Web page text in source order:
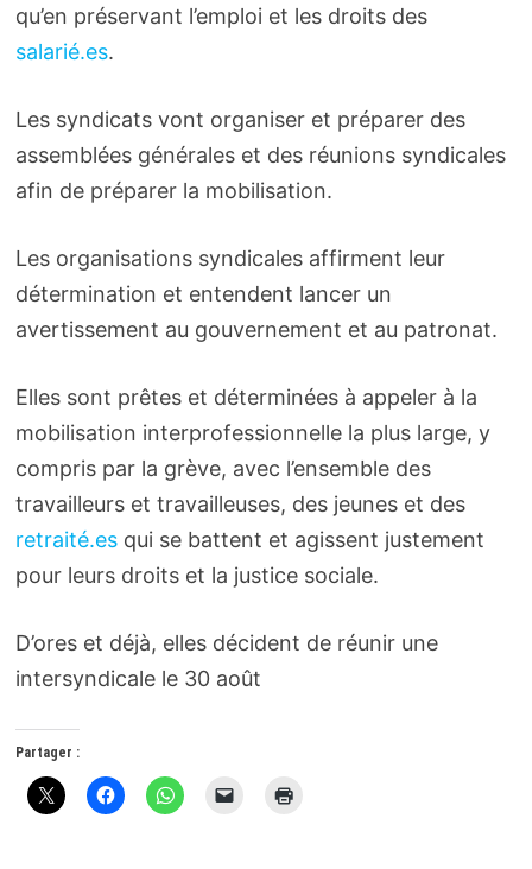
qu’en préservant l’emploi et les droits des
salarié.es.
Les syndicats vont organiser et préparer des
assemblées générales et des réunions syndicales
afin de préparer la mobilisation.
Les organisations syndicales affirment leur
détermination et entendent lancer un
avertissement au gouvernement et au patronat.
Elles sont prêtes et déterminées à appeler à la
mobilisation interprofessionnelle la plus large, y
compris par la grève, avec l’ensemble des
travailleurs et travailleuses, des jeunes et des
retraité.esqui se battent et agissent justement
pour leurs droits et la justice sociale.
D’ores et déjà, elles décident de réunir une
intersyndicale le 30 août
Partager :